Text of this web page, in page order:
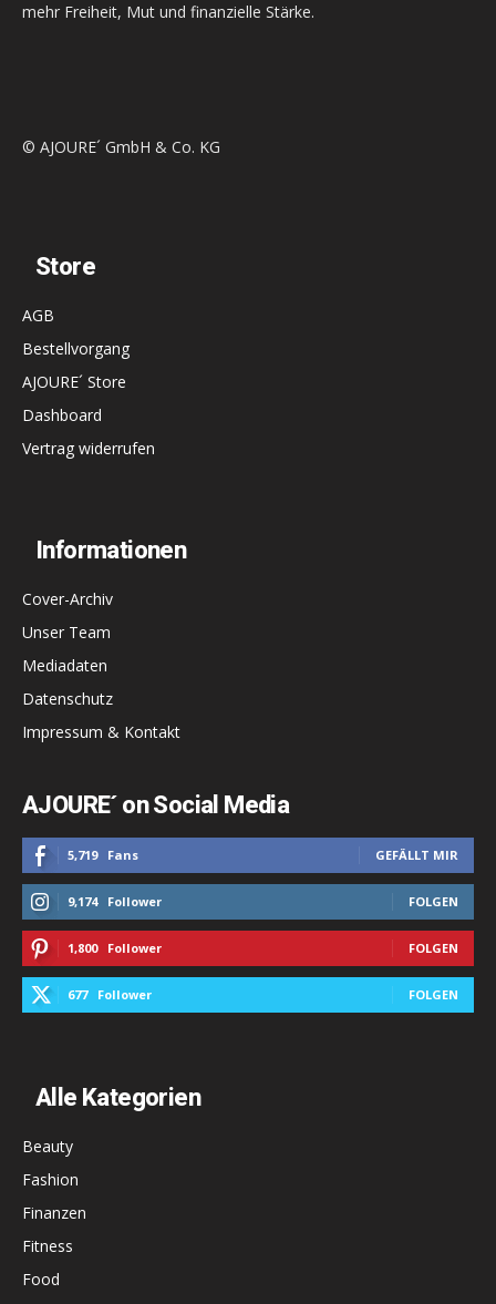
mehr Freiheit, Mut und finanzielle Stärke.
© AJOURE´ GmbH & Co. KG
Store
AGB
Bestellvorgang
AJOURE´ Store
Dashboard
Vertrag widerrufen
Informationen
Cover-Archiv
Unser Team
Mediadaten
Datenschutz
Impressum & Kontakt
AJOURE´ on Social Media
5,719 Fans GEFÄLLT MIR
9,174 Follower FOLGEN
1,800 Follower FOLGEN
677 Follower FOLGEN
Alle Kategorien
Beauty
Fashion
Finanzen
Fitness
Food